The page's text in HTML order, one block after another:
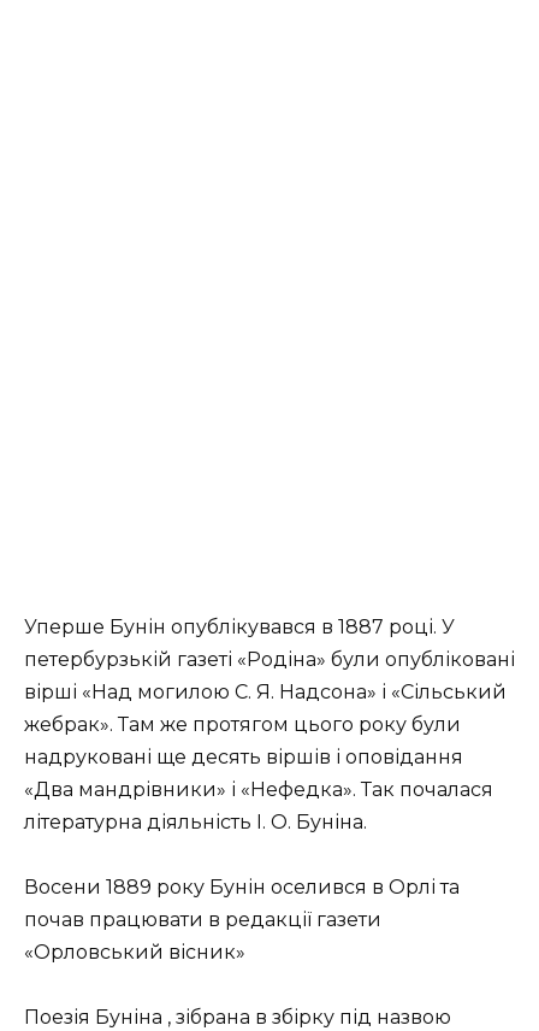
Уперше Бунін опублікувався в 1887 році. У
петербурзькій газеті «Родіна» були опубліковані
вірші «Над могилою С. Я. Надсона» і «Сільський
жебрак». Там же протягом цього року були
надруковані ще десять віршів і оповідання
«Два мандрівники» і «Нефедка». Так почалася
літературна діяльність І. О. Буніна.
Восени 1889 року Бунін оселився в Орлі та
почав працювати в редакції газети
«Орловський вісник»
Поезія Буніна , зібрана в збірку під назвою